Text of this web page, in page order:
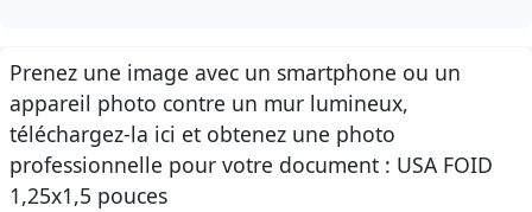
Prenez une image avec un smartphone ou un
appareil photo contre un mur lumineux,
téléchargez-la ici et obtenez une photo
professionnelle pour votre document : USA FOID
1,25x1,5 pouces